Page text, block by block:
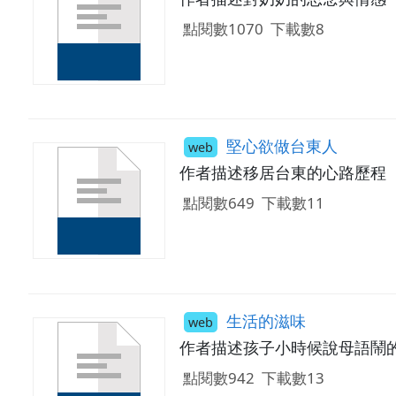
點閱數1070 下載數8
web 堅心欲做台東人
作者描述移居台東的心路歷程
點閱數649 下載數11
web 生活的滋味
作者描述孩子小時候說母語鬧
點閱數942 下載數13